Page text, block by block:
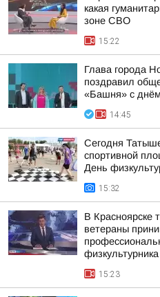
какая
зоне СВО
15:22
Глава города
поздравил
«Башня» с
14:45
Сегодня
спортивной
День
15:32
В Красноярске
ветераны
физкультурника
15:23